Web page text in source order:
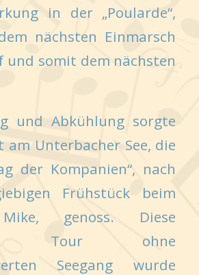
in der „Poularde“,
nächsten Einmarsch
und somit dem nächsten
und Abkühlung sorgte
am Unterbacher See, die
der Kompanien“, nach
Frühstück beim
genoss. Diese
Tour ohne
Seegang wurde